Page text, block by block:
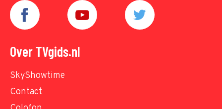
Over TVgids.nl
SkyShowtime
Contact